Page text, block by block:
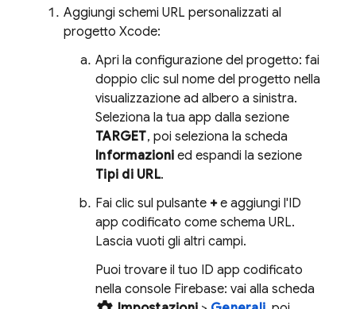
Aggiungi schemi URL personalizzati al
progetto Xcode:
Apri la configurazione del progetto: fai
doppio clic sul nome del progetto nella
visualizzazione ad albero a sinistra.
Seleziona la tua app dalla sezione
TARGET, poi seleziona la scheda
Informazioni ed espandi la sezione
Tipi di URL.
Fai clic sul pulsante +e aggiungi l'ID
app codificato come schema URL.
Lascia vuoti gli altri campi.
Puoi trovare il tuo ID app codificato
nella console Firebase: vai alla scheda